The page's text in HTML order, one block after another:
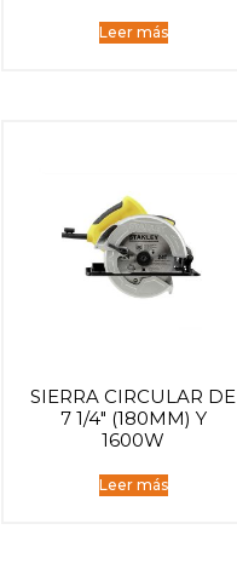
Leer más
SIERRA CIRCULAR DE
7 1/4″ (180MM) Y
1600W
Leer más